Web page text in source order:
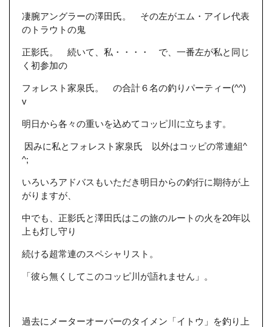
凄腕アングラーの澤田氏。 その左がエム・アイレ代表
のトラウトの鬼
正影氏。 続いて、私・・・・ で、一番左が私と同じ
く初参加の
フォレスト家泉氏。 の合計６名の釣りパーティー(^^)
v
明日から各々の重いを込めてコッピ川に立ちます。
因みに私とフォレスト家泉氏 以外はコッピの常連組^
^;
いろいろアドバスもいただき明日からの釣行に期待が上
がりますが、
中でも、正影氏と澤田氏はこの旅のルートの火を20年以
上も灯し守り
続ける超常連のスペシャリスト。
「彼ら無くしてこのコッピ川が語れません」。
過去にメーターオーバーのタイメン「イトウ」を釣り上